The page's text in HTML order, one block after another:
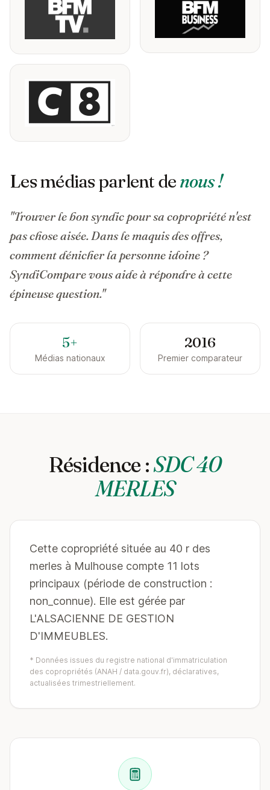
Les médias parlent denous !
"Trouver le bon syndic pour sa copropriété n'est
pas chose aisée. Dans le maquis des offres,
comment dénicher la personne idoine ?
SyndiCompare vous aide à répondre à cette
épineuse question."
5+
Médias nationaux
2016
Premier comparateur
Résidence :SDC 40
MERLES
Cette copropriété située au 40 r des
merles à Mulhouse compte 11 lots
principaux (période de construction :
non_connue). Elle est gérée par
L'ALSACIENNE DE GESTION
D'IMMEUBLES.
* Données issues du registre national d'immatriculation
des copropriétés (ANAH / data.gouv.fr), déclaratives,
actualisées trimestriellement.